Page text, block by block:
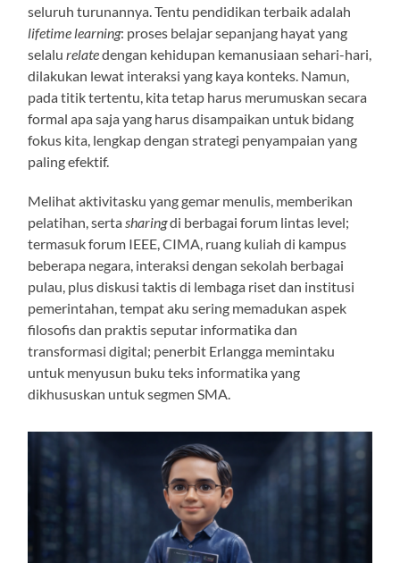
seluruh turunannya. Tentu pendidikan terbaik adalah
lifetime learning: proses belajar sepanjang hayat yang
selalurelatedengan kehidupan kemanusiaan sehari-hari,
dilakukan lewat interaksi yang kaya konteks. Namun,
pada titik tertentu, kita tetap harus merumuskan secara
formal apa saja yang harus disampaikan untuk bidang
fokus kita, lengkap dengan strategi penyampaian yang
paling efektif.
Melihat aktivitasku yang gemar menulis, memberikan
pelatihan, sertasharingdi berbagai forum lintas level;
termasuk forum IEEE, CIMA, ruang kuliah di kampus
beberapa negara, interaksi dengan sekolah berbagai
pulau, plus diskusi taktis di lembaga riset dan institusi
pemerintahan, tempat aku sering memadukan aspek
filosofis dan praktis seputar informatika dan
transformasi digital; penerbit Erlangga memintaku
untuk menyusun buku teks informatika yang
dikhususkan untuk segmen SMA.